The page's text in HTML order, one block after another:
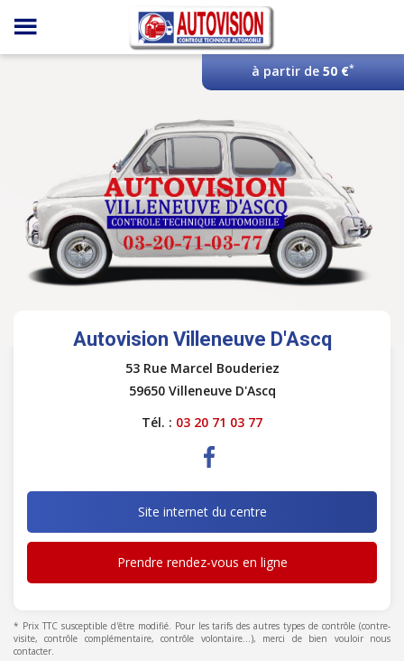
Panneau de gestion des cookies
à partir de 50 €*
Autovision Villeneuve D'Ascq
53 Rue Marcel Bouderiez
59650 Villeneuve D'Ascq
Tél. : 03 20 71 03 77
Site internet du centre
Prendre rendez-vous en ligne
* Prix TTC susceptible d'être modifié. Pour les tarifs des autres types de contrôle (contre-
visite, contrôle complémentaire, contrôle volontaire...), merci de bien vouloir nous
contacter.